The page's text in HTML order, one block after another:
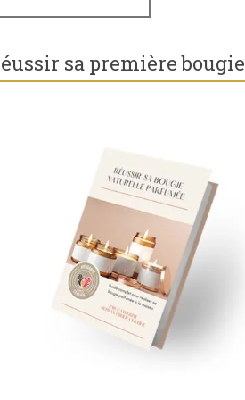
sa première bougie